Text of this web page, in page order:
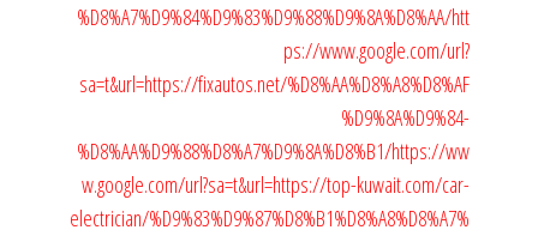
%D8%A7%D9%84%D9%83%D9%88%D9%8A%D8%AA/htt
ps://www.google.com/url?
sa=t&url=https://fixautos.net/%D8%AA%D8%A8%D8%AF
%D9%8A%D9%84-
%D8%AA%D9%88%D8%A7%D9%8A%D8%B1/https://ww
w.google.com/url?sa=t&url=https://top-kuwait.com/car-
electrician/%D9%83%D9%87%D8%B1%D8%A8%D8%A7%